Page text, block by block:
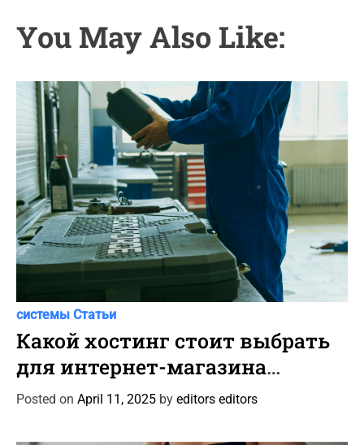
n
a
i
g
a
t
i
o
n
You May Also Like:
a
t
e
g
o
Программы и
системы Статьи
Какой хостинг стоит выбрать
для интернет-магазина
автотоваров и шин?
Posted on April 11, 2025 by editors editors